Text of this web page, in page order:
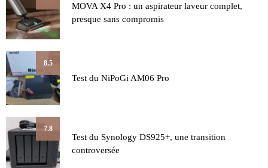
MOVA X4 Pro : un aspirateur laveur complet,
presque sans compromis
8.5
Test du NiPoGi AM06 Pro
7.8
Test du Synology DS925+, une transition
controversée